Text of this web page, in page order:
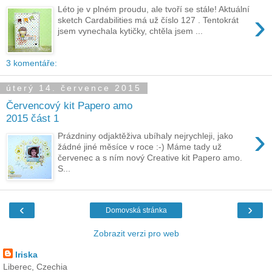
›
Léto je v plném proudu, ale tvoří se stále! Aktuální
sketch Cardabilities má už číslo 127 . Tentokrát
jsem vynechala kytičky, chtěla jsem ...
3 komentáře:
úterý 14. července 2015
Červencový kit Papero amo
2015 část 1
›
Prázdniny odjaktěživa ubíhaly nejrychleji, jako
žádné jiné měsíce v roce :-) Máme tady už
červenec a s ním nový Creative kit Papero amo.
S...
‹ ›
Domovská stránka
Zobrazit verzi pro web
Iriska
Liberec, Czechia